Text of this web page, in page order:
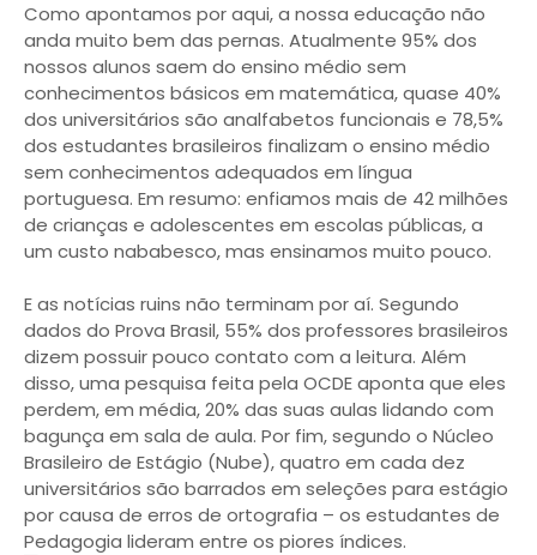
Como apontamos por aqui, a nossa educação não
anda muito bem das pernas. Atualmente 95% dos
nossos alunos saem do ensino médio sem
conhecimentos básicos em matemática, quase 40%
dos universitários são analfabetos funcionais e 78,5%
dos estudantes brasileiros finalizam o ensino médio
sem conhecimentos adequados em língua
portuguesa. Em resumo: enfiamos mais de 42 milhões
de crianças e adolescentes em escolas públicas, a
um custo nababesco, mas ensinamos muito pouco.
E as notícias ruins não terminam por aí. Segundo
dados do Prova Brasil, 55% dos professores brasileiros
dizem possuir pouco contato com a leitura. Além
disso, uma pesquisa feita pela OCDE aponta que eles
perdem, em média, 20% das suas aulas lidando com
bagunça em sala de aula. Por fim, segundo o Núcleo
Brasileiro de Estágio (Nube), quatro em cada dez
universitários são barrados em seleções para estágio
por causa de erros de ortografia – os estudantes de
Pedagogia lideram entre os piores índices.